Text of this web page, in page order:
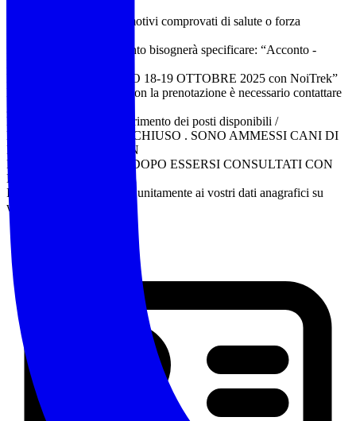
rimborsabile se non per motivi comprovati di salute o forza
nella causale del pagamento bisognerà specificare: “Acconto -
FOLIAGE D’ABRUZZO 18-19 OTTOBRE 2025 con NoiTrek”
N.B Prima di procedere con la prenotazione è necessario contattare
Prenotazioni fino ad esaurimento dei posti disponibili /
EVENTO A NUMERO CHIUSO . SONO AMMESSI CANI DI
PICCOLA TAGLIA E IN
MISURA LIMITATA E DOPO ESSERSI CONSULTATI CON
LE GUIDE.
Inviare copia del bonifico unitamente ai vostri dati anagrafici su
whatsapp , Il resto della